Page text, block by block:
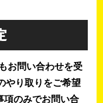
お問い合わせを受
やり取りをご希望
項のみでお問い合